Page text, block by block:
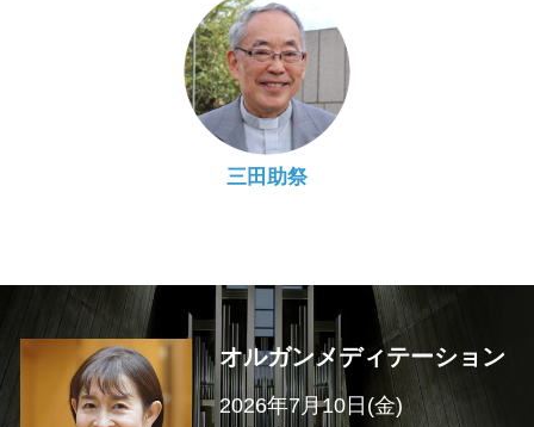
三田助祭
オルガンメディテーション
2026年7月10日(金)